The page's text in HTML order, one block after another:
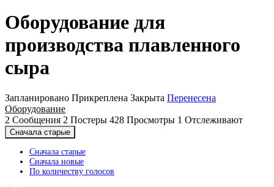
Оборудование для
производства плавленного
сыра
Запланировано Прикреплена Закрыта Перенесена
Оборудование
2 Сообщения 2 Постеры 428 Просмотры 1 Отслеживают
Сначала старые
Сначала старые
Сначала новые
По количеству голосов